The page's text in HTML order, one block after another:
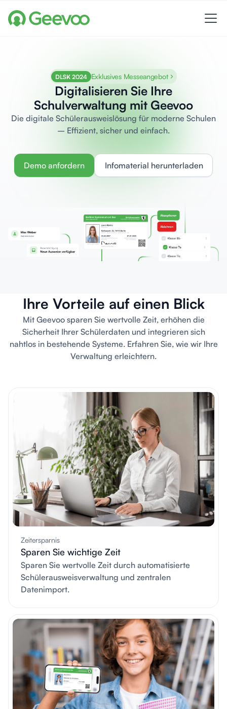
DLSK 2024 Exklusives Messeangebot
Digitalisieren Sie Ihre
Schulverwaltung mit Geevoo
Die digitale Schülerausweislösung für moderne Schulen
– Effizient, sicher und einfach.
Demo anfordern Infomaterial herunterladen
Ihre Vorteile auf einen Blick
Mit Geevoo sparen Sie wertvolle Zeit, erhöhen die
Sicherheit Ihrer Schülerdaten und integrieren sich
nahtlos in bestehende Systeme. Erfahren Sie, wie wir Ihre
Verwaltung erleichtern.
Zeitersparnis
Sparen Sie wichtige Zeit
Sparen Sie wertvolle Zeit durch automatisierte
Schülerausweisverwaltung und zentralen
Datenimport.